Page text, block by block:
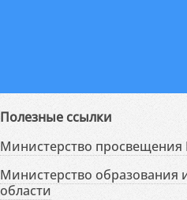
Полезные ссылки
Министерство
Министерство образования
области